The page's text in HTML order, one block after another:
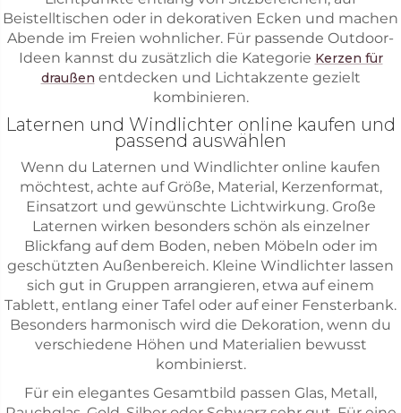
Beistelltischen oder in dekorativen Ecken und machen
Abende im Freien wohnlicher. Für passende Outdoor-
Ideen kannst du zusätzlich die Kategorie Kerzen für
draußen entdecken und Lichtakzente gezielt
kombinieren.
Laternen und Windlichter online kaufen und
passend auswählen
Wenn du Laternen und Windlichter online kaufen
möchtest, achte auf Größe, Material, Kerzenformat,
Einsatzort und gewünschte Lichtwirkung. Große
Laternen wirken besonders schön als einzelner
Blickfang auf dem Boden, neben Möbeln oder im
geschützten Außenbereich. Kleine Windlichter lassen
sich gut in Gruppen arrangieren, etwa auf einem
Tablett, entlang einer Tafel oder auf einer Fensterbank.
Besonders harmonisch wird die Dekoration, wenn du
verschiedene Höhen und Materialien bewusst
kombinierst.
Für ein elegantes Gesamtbild passen Glas, Metall,